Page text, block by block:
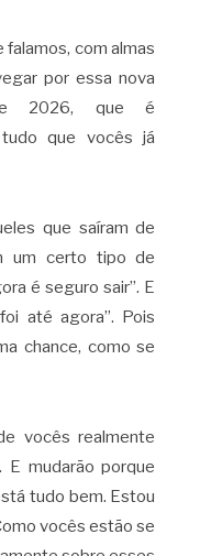
com almas
por essa nova
2026, que é
que vocês já
que saíram de
um certo tipo de
é seguro sair”. E
até agora”. Pois
chance, como se
vocês realmente
E mudarão porque
tudo bem. Estou
vocês estão se